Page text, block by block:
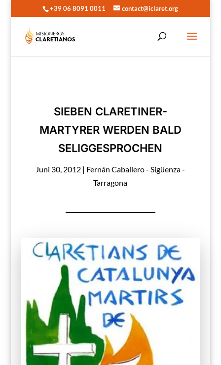
+39 06 8091 0011 contact@iclaret.org
SIEBEN CLARETINER-
MARTYRER WERDEN BALD
SELIGGESPROCHEN
Juni 30, 2012 | Fernán Caballero - Sigüenza -
Tarragona